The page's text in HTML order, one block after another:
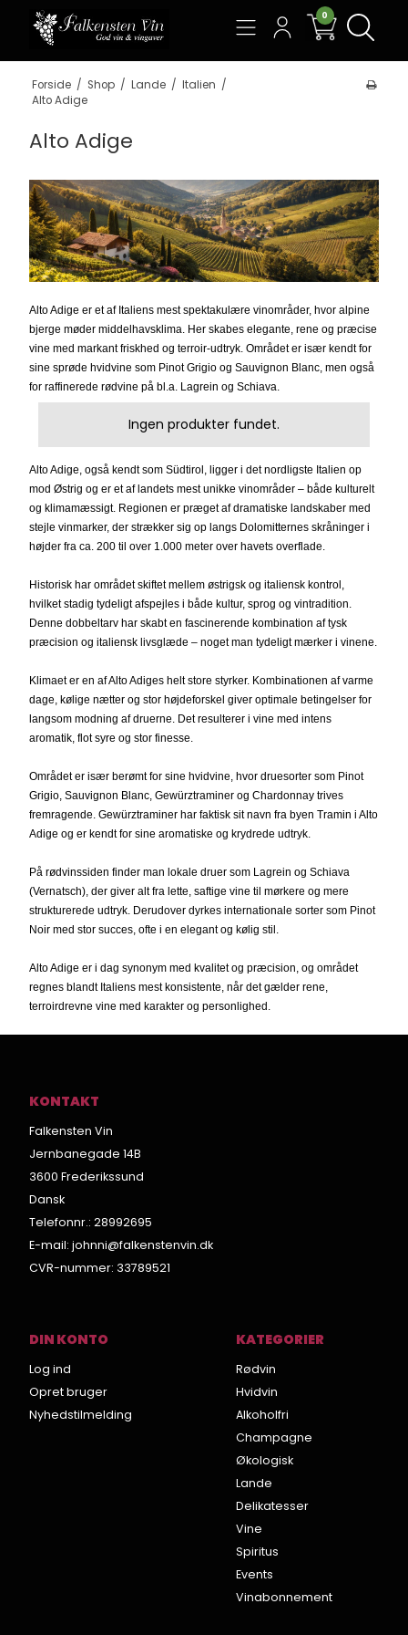
0
Forside / Shop / Lande / Italien /
Alto Adige
Alto Adige
Alto Adige er et af Italiens mest spektakulære vinområder, hvor alpine
bjerge møder middelhavsklima. Her skabes elegante, rene og præcise
vine med markant friskhed og terroir-udtryk. Området er især kendt for
sine sprøde hvidvine som Pinot Grigio og Sauvignon Blanc, men også
for raffinerede rødvine på bl.a. Lagrein og Schiava.
Ingen produkter fundet.
Alto Adige, også kendt som Südtirol, ligger i det nordligste Italien op
mod Østrig og er et af landets mest unikke vinområder – både kulturelt
og klimamæssigt. Regionen er præget af dramatiske landskaber med
stejle vinmarker, der strækker sig op langs Dolomitternes skråninger i
højder fra ca. 200 til over 1.000 meter over havets overflade.
Historisk har området skiftet mellem østrigsk og italiensk kontrol,
hvilket stadig tydeligt afspejles i både kultur, sprog og vintradition.
Denne dobbeltarv har skabt en fascinerende kombination af tysk
præcision og italiensk livsglæde – noget man tydeligt mærker i vinene.
Klimaet er en af Alto Adiges helt store styrker. Kombinationen af varme
dage, kølige nætter og stor højdeforskel giver optimale betingelser for
langsom modning af druerne. Det resulterer i vine med intens
aromatik, flot syre og stor finesse.
Området er især berømt for sine hvidvine, hvor druesorter som Pinot
Grigio, Sauvignon Blanc, Gewürztraminer og Chardonnay trives
fremragende. Gewürztraminer har faktisk sit navn fra byen Tramin i Alto
Adige og er kendt for sine aromatiske og krydrede udtryk.
På rødvinssiden finder man lokale druer som Lagrein og Schiava
(Vernatsch), der giver alt fra lette, saftige vine til mørkere og mere
strukturerede udtryk. Derudover dyrkes internationale sorter som Pinot
Noir med stor succes, ofte i en elegant og kølig stil.
Alto Adige er i dag synonym med kvalitet og præcision, og området
regnes blandt Italiens mest konsistente, når det gælder rene,
terroirdrevne vine med karakter og personlighed.
KONTAKT
Falkensten Vin
Jernbanegade 14B
3600 Frederikssund
Dansk
Telefonnr.: 28992695
E-mail: johnni@falkenstenvin.dk
CVR-nummer: 33789521
DIN KONTO
Log ind
Opret bruger
Nyhedstilmelding
KATEGORIER
Rødvin
Hvidvin
Alkoholfri
Champagne
Økologisk
Lande
Delikatesser
Vine
Spiritus
Events
Vinabonnement